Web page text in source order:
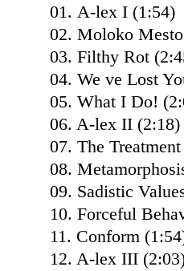
01. A-lex I (1:54)
02. Moloko
03. Filthy Rot
04. We ve Lost
05. What I Do!
06. A-lex II (2:18)
07. The
08.
09. Sadistic
10. Forceful
11. Conform
12. A-lex III